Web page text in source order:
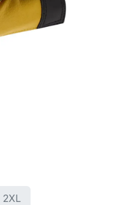
2XL